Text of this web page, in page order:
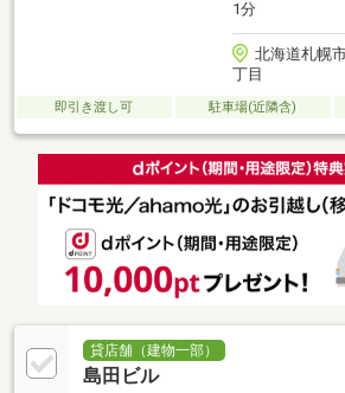
1分
北海道札幌
丁目
即引き渡し可 駐車場(近隣含)
貸店舗（建物一部）
島田ビル